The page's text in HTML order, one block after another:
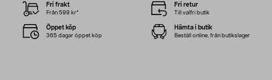
Fri frakt
Från 599 kr*
Fri retur
Till valfri butik
Öppet köp
365 dagar öppet köp
Hämta i butik
Beställ online, från butikslager